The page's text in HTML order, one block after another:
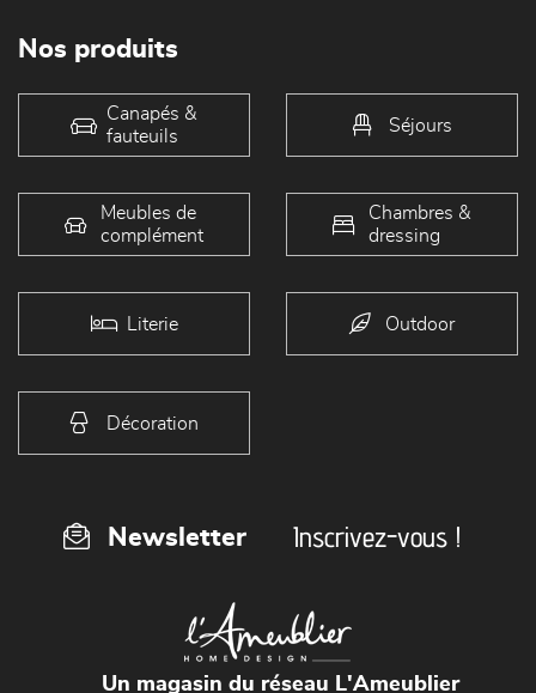
Nos produits
Canapés &
fauteuils
Séjours
Meubles de
complément
Chambres &
dressing
Literie Outdoor
Décoration
Newsletter Inscrivez-vous !
Un magasin du réseau L'Ameublier